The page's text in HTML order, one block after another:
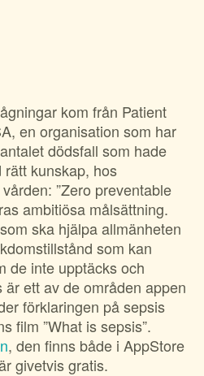
kom från Patient
en organisation som har
dödsfall som hade
kunskap, hos
”Zero preventable
ambitiösa målsättning.
ska hjälpa allmänheten
som kan
de inte upptäcks och
ett av de områden appen
förklaringen på sepsis
film ”What is sepsis”.
, den finns både i AppStore
givetvis gratis.